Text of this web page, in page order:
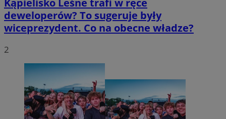
deweloperów? To sugeruje były
wiceprezydent. Co na obecne władze?
2